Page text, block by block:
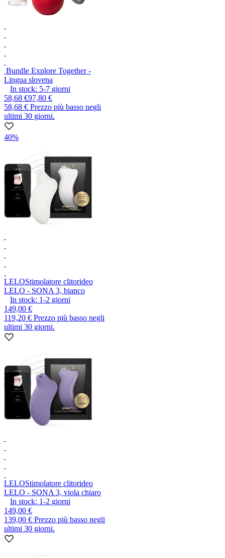
Bundle Explore Together -
Lingua slovena
In stock: 5-7 giorni
58,68 €97,80 €
58,68 € Prezzo più basso negli
ultimi 30 giorni.
40%
LELOStimolatore clitorideo
LELO - SONA 3, bianco
In stock: 1-2 giorni
149,00 €
119,20 € Prezzo più basso negli
ultimi 30 giorni.
LELOStimolatore clitorideo
LELO - SONA 3, viola chiaro
In stock: 1-2 giorni
149,00 €
139,00 € Prezzo più basso negli
ultimi 30 giorni.